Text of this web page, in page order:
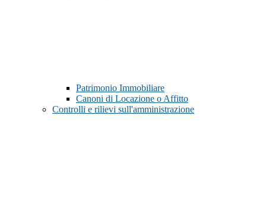
Patrimonio Immobiliare
Canoni di Locazione o Affitto
Controlli e rilievi sull'amministrazione